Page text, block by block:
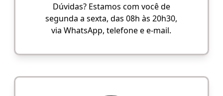
Dúvidas? Estamos com você de
segunda a sexta, das 08h às 20h30,
via WhatsApp, telefone e e-mail.